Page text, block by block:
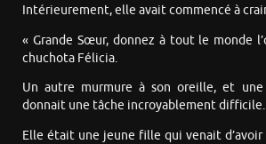
Intérieurement, elle avait commencé à
« Grande Sœur, donnez à tout le monde
chuchota Félicia.
Un autre murmure à son oreille, et
donnait une tâche incroyablement difficile.
Elle était une jeune fille qui venait d’avoir